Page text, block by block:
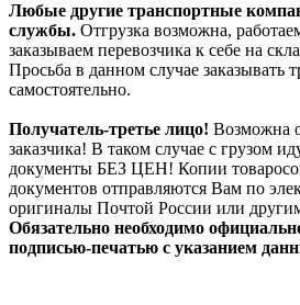
Любые другие транспортные
службы. Отгрузка возможна,
заказываем перевозчика к себе на
Просьба в данном случае
самостоятельно.
Получатель-третье лицо! Возможна
заказчика! В таком случае с грузом
документы БЕЗ ЦЕН! Копии
документов отправляются Вам по
оригиналы Почтой России или
Обязательно необходимо
подписью-печатью с указанием